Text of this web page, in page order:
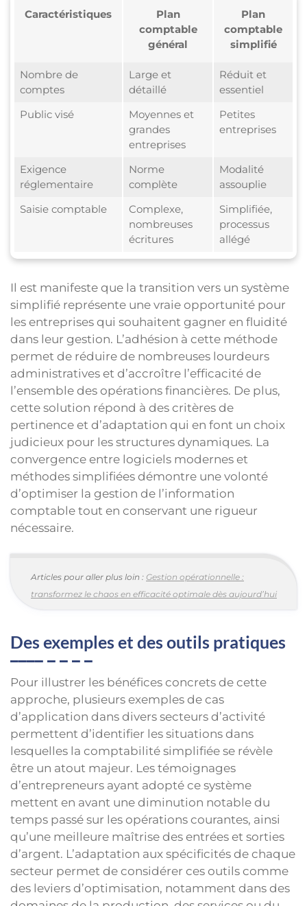
Caractéristiques
Plan
comptable
général
Plan
comptable
simplifié
Nombre de
comptes
Large et
détaillé
Réduit et
essentiel
Public visé
Moyennes et
grandes
entreprises
Petites
entreprises
Exigence
réglementaire
Norme
complète
Modalité
assouplie
Saisie comptable
Complexe,
nombreuses
écritures
Simplifiée,
processus
allégé
Il est manifeste que la transition vers un système
simplifié représente une vraie opportunité pour
les entreprises qui souhaitent gagner en fluidité
dans leur gestion. L’adhésion à cette méthode
permet de réduire de nombreuses lourdeurs
administratives et d’accroître l’efficacité de
l’ensemble des opérations financières. De plus,
cette solution répond à des critères de
pertinence et d’adaptation qui en font un choix
judicieux pour les structures dynamiques. La
convergence entre logiciels modernes et
méthodes simplifiées démontre une volonté
d’optimiser la gestion de l’information
comptable tout en conservant une rigueur
nécessaire.
Articles pour aller plus loin : Gestion opérationnelle :
transformez le chaos en efficacité optimale dès aujourd’hui
Des exemples et des outils pratiques
Pour illustrer les bénéfices concrets de cette
approche, plusieurs exemples de cas
d’application dans divers secteurs d’activité
permettent d’identifier les situations dans
lesquelles la comptabilité simplifiée se révèle
être un atout majeur. Les témoignages
d’entrepreneurs ayant adopté ce système
mettent en avant une diminution notable du
temps passé sur les opérations courantes, ainsi
qu’une meilleure maîtrise des entrées et sorties
d’argent. L’adaptation aux spécificités de chaque
secteur permet de considérer ces outils comme
des leviers d’optimisation, notamment dans des